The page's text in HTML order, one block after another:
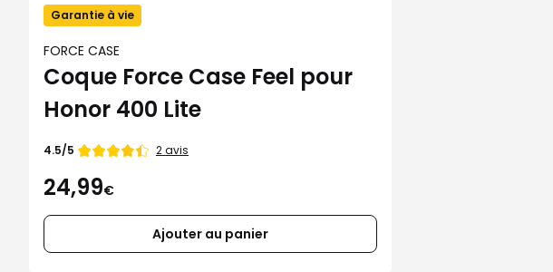
Garantie à vie
FORCE CASE
Coque Force Case Feel pour
Honor 400 Lite
Note
4.5/5 2 avis
24,99€
Ajouter au panier